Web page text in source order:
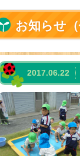
お知らせ
2017.06.22